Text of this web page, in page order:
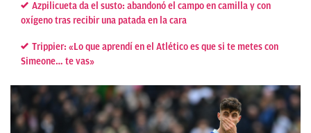
Azpilicueta da el susto: abandonó el campo en camilla y con
oxígeno tras recibir una patada en la cara
Trippier: «Lo que aprendí en el Atlético es que si te metes con
Simeone… te vas»